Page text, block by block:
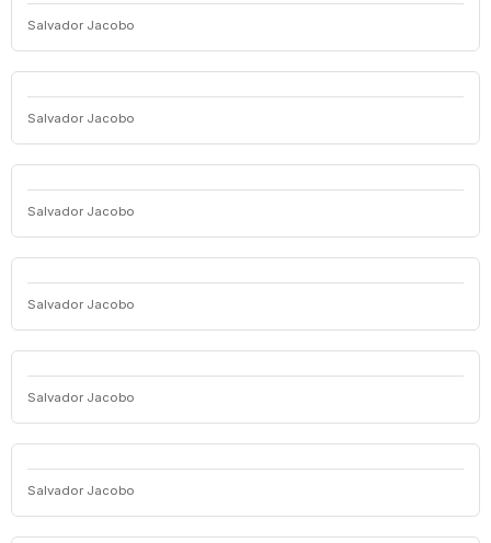
Salvador Jacobo
Salvador Jacobo
Salvador Jacobo
Salvador Jacobo
Salvador Jacobo
Salvador Jacobo